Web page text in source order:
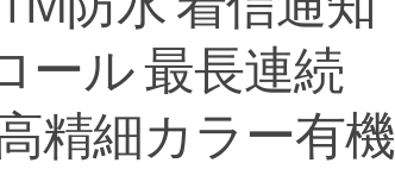
ール 最長連続
精細カラー有機